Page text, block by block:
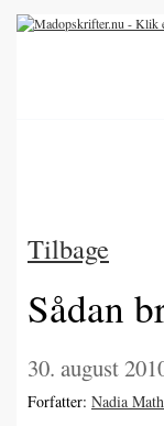
Tilbage
Sådan
30. august
Forfatter: Nadia